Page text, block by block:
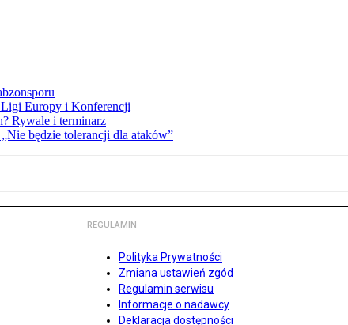
Ligi Europy i Konferencji
Rywale i terminarz
będzie tolerancji dla ataków”
REGULAMIN
Polityka Prywatności
Zmiana ustawień zgód
Regulamin serwisu
Informacje o nadawcy
Deklaracja dostępności